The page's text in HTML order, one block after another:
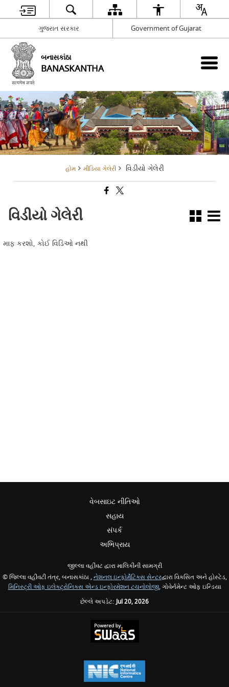
ગુજરાત સરકાર Government of Gujarat
બનાસકાંઠા
BANASKANTHA
હોમ મીડિયા ગેલેરી વિડીયો ગેલેરી
વિડીયો ગેલેરી
માફ કરશો, કોઈ વિડિઓ નથી
વેબસાઇટ નીતિઓ
સહાય
સંપર્ક
અભિપ્રાય
જીલ્લા વહીવટ દ્વારા માલિકીની સામગ્રી
© જિલ્લા વહીવટી તંત્ર, બનાસકાંઠા , નેશનલ ઇન્ફોર્મેટિક્સ સેન્ટરદ્વારા વિકસિત અને હોસ્ટેડ,
મિનિસ્ટ્રી ઓફ ઇલેક્ટ્રોનિક્સ એન્ડ ઇન્ફોરમેશન ટચનોલોજી, ગોવેર્નમેન્ટ ઓફ ઇન્ડિયા
છેલ્લે અપડેટ:Jul 20, 2026